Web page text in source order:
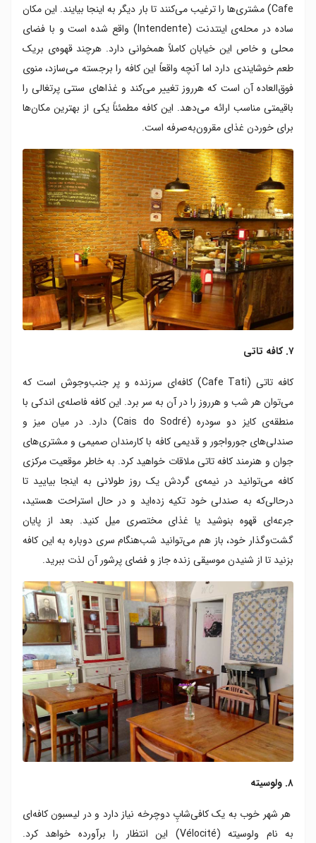
Cafe) مشتری‌ها را ترغیب می‌کنند تا بار دیگر به اینجا بیایند. این مکان
ساده در محله‌ی اینتدنت (Intendente) واقع شده است و با فضای
محلی و خاص این خیابان کاملاً همخوانی دارد. هرچند قهوه‌ی بریک
طعم خوشایندی دارد اما آنچه واقعاً این کافه را برجسته می‌سازد، منوی
فوق‌العاده آن است که هرروز تغییر می‌کند و غذاهای سنتی پرتغالی را
باقیمتی مناسب ارائه می‌دهد. این کافه مطمئناً یکی از بهترین مکان‌ها
برای خوردن غذای مقرون‌به‌صرفه است.
۷. کافه تاتی
کافه تاتی (Cafe Tati) کافه‌ای سرزنده و پر جنب‌وجوش است که
می‌توان هر شب و هرروز را در آن به سر برد. این کافه فاصله‌ی اندکی با
منطقه‌ی کایز دو سودره (Cais do Sodré) دارد. در میان میز و
صندلی‌های جورواجور و قدیمی کافه با کارمندان صمیمی و مشتری‌های
جوان و هنرمند کافه تاتی ملاقات خواهید کرد. به خاطر موقعیت مرکزی
کافه می‌توانید در نیمه‌ی گردش یک روز طولانی به اینجا بیایید تا
درحالی‌که به صندلی خود تکیه زده‌اید و در حال استراحت هستید،
جرعه‌ای قهوه بنوشید یا غذای مختصری میل کنید. بعد از پایان
گشت‌وگذار خود، باز هم می‌توانید شب‌هنگام سری دوباره به این کافه
بزنید تا از شنیدن موسیقی زنده جاز و فضای پرشور آن لذت ببرید.
۸. ولوسیته
هر شهر خوب به یک کافی‌شاپِ دوچرخه نیاز دارد و در لیسبون ‌کافه‌ای
به نام ولوسیته (Vélocité) این انتظار را برآورده خواهد کرد.